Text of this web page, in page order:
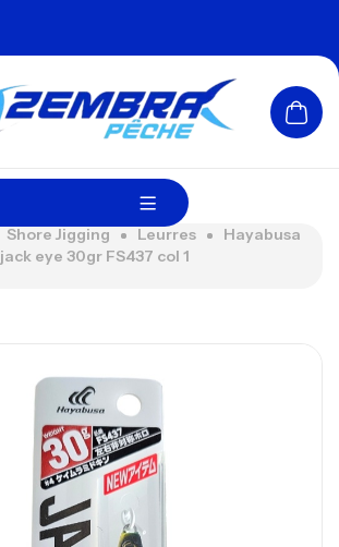
Shore Jigging Leurres
Hayabusa
jack eye 30gr FS437 col 1